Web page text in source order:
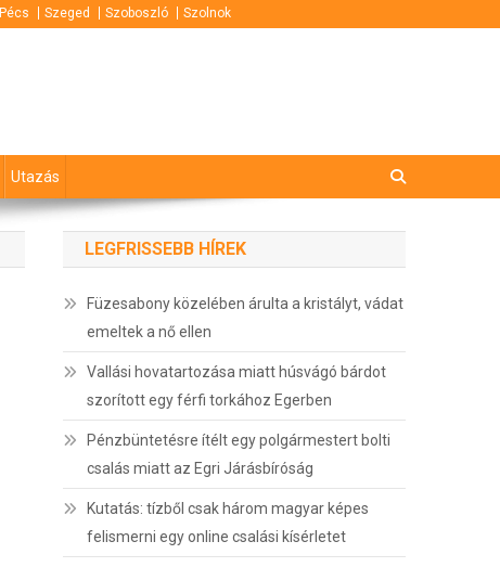
Pécs Szeged Szoboszló Szolnok
Utazás
LEGFRISSEBB HÍREK
Füzesabony közelében árulta a kristályt, vádat
emeltek a nő ellen
Vallási hovatartozása miatt húsvágó bárdot
szorított egy férfi torkához Egerben
Pénzbüntetésre ítélt egy polgármestert bolti
csalás miatt az Egri Járásbíróság
Kutatás: tízből csak három magyar képes
felismerni egy online csalási kísérletet